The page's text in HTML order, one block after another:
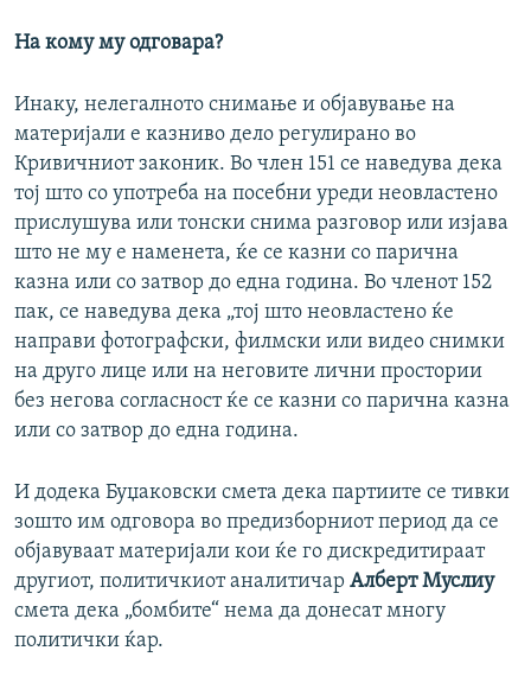
На кому му одговара?
Инаку, нелегалното снимање и објавување на
материјали е казниво дело регулирано во
Кривичниот законик. Во член 151 се наведува дека
тој што со употреба на посебни уреди неовластено
прислушува или тонски снима разговор или изјава
што не му е наменета, ќе се казни со парична
казна или со затвор до една година. Во членот 152
пак, се наведува дека „тој што неовластено ќе
направи фотографски, филмски или видео снимки
на друго лице или на неговите лични простории
без негова согласност ќе се казни со парична казна
или со затвор до една година.
И додека Буџаковски смета дека партиите се тивки
зошто им одговора во предизборниот период да се
објавуваат материјали кои ќе го дискредитираат
другиот, политичкиот аналитичар Алберт Муслиу
смета дека „бомбите“ нема да донесат многу
политички ќар.